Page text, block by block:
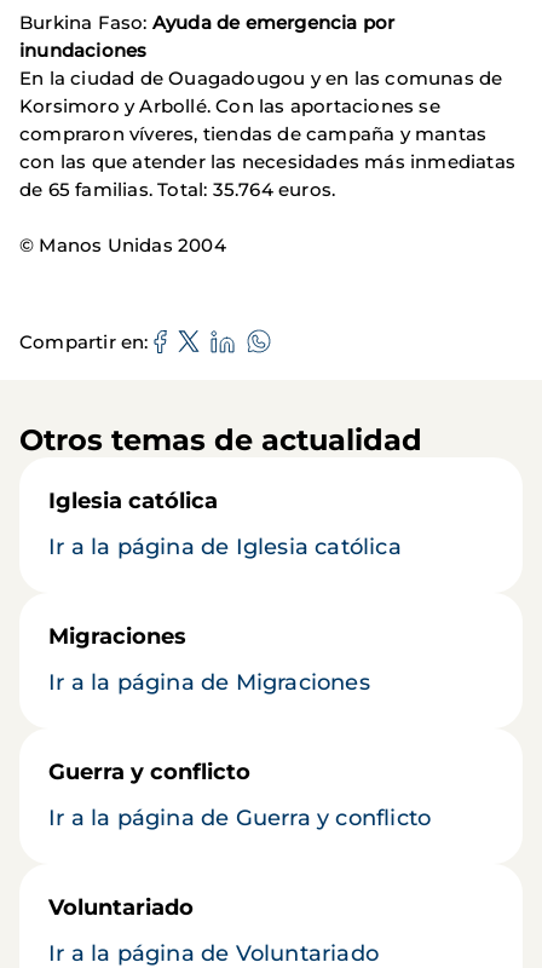
Burkina Faso: Ayuda de emergencia por
inundaciones
En la ciudad de Ouagadougou y en las comunas de
Korsimoro y Arbollé. Con las aportaciones se
compraron víveres, tiendas de campaña y mantas
con las que atender las necesidades más inmediatas
de 65 familias. Total: 35.764 euros.
© Manos Unidas 2004
Compartir en
Otros temas de actualidad
Iglesia católica
Ir a la página de Iglesia católica
Migraciones
Ir a la página de Migraciones
Guerra y conflicto
Ir a la página de Guerra y conflicto
Voluntariado
Ir a la página de Voluntariado